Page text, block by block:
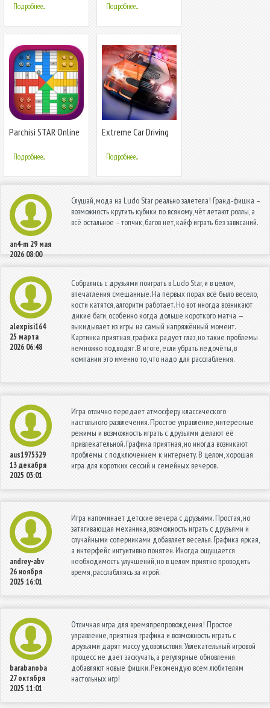
Подробнее... Подробнее...
Parchisi STAR Online
Подробнее...
Extreme Car Driving
Подробнее...
an4-m 29 мая
2026 08:00
Слушай, мода на Ludo Star реально залетела! Гранд-фишка –
возможность крутить кубики по всякому, чёт летают роллы, а
всё остальное – топчик, багов нет, кайф играть без зависаний.
alexpisi164
25 марта
2026 06:48
Собрались с друзьями поиграть в Ludo Star, и в целом,
впечатления смешанные. На первых порах всё было весело,
кости катятся, алгоритм работает. Но вот иногда возникают
дикие баги, особенно когда дольше короткого матча —
выкидывает из игры на самый напряжённый момент.
Картинка приятная, графика радует глаз, но такие проблемы
немножко подводят. В итоге, если убрать недочёты, в
компании это именно то, что надо для расслабления.
aus1975329
13 декабря
2025 03:01
Игра отлично передает атмосферу классического
настольного развлечения. Простое управление, интересные
режимы и возможность играть с друзьями делают её
привлекательной. Графика приятная, но иногда возникают
проблемы с подключением к интернету. В целом, хорошая
игра для коротких сессий и семейных вечеров.
andrey-abv
26 ноября
2025 16:01
Игра напоминает детские вечера с друзьями. Простая, но
затягивающая механика, возможность играть с друзьями и
случайными соперниками добавляет веселья. Графика яркая,
а интерфейс интуитивно понятен. Иногда ощущается
необходимость улучшений, но в целом приятно проводить
время, расслабляясь за игрой.
barabanoba
27 октября
2025 11:01
Отличная игра для времяпрепровождения! Простое
управление, приятная графика и возможность играть с
друзьями дарят массу удовольствия. Увлекательный игровой
процесс не дает заскучать, а регулярные обновления
добавляют новые фишки. Рекомендую всем любителям
настольных игр!